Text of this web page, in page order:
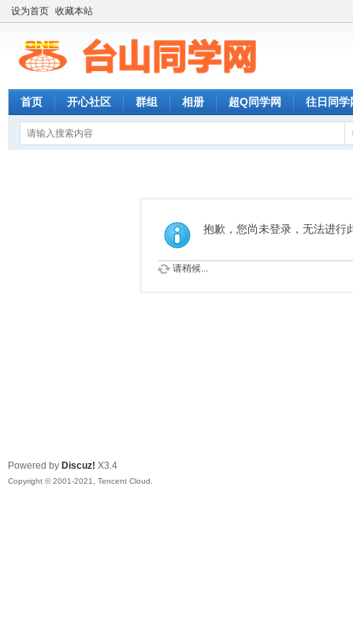
设为首页 收藏本站
首页 开心社区 群组 相册 超Q同学网 往日同学
抱歉，您尚未登录，无法进行
请稍候...
Powered by Discuz! X3.4
Copyright © 2001-2021, Tencent Cloud.